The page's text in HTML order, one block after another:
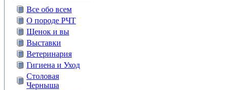
Все обо всем
О породе РЧТ
Щенок и вы
Выставки
Ветеринария
Гигиена и Уход
Столовая
Черныша